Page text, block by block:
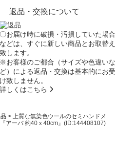
返品・交換について
〇お届け時に破損・汚損していた場合
などは、すぐに新しい商品とお取替え
致します。
※お客様のご都合（サイズや色違いな
ど）による返品・交換は基本的にお受
け致しません。
詳しくはこちら
> 上質な無染色ウールのセミハンドメ
アーバ 約40ｘ40cm』(ID:144408107)